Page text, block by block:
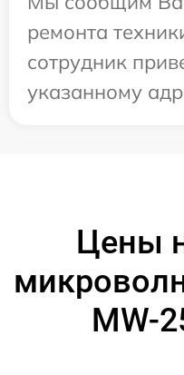
ремонта
сотрудник
указанному
Цены
MW-